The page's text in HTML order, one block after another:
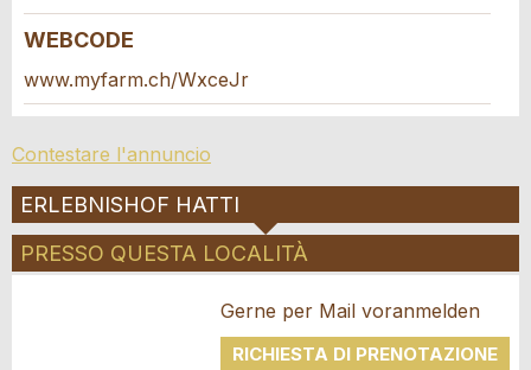
Annuncio incompleto
* Ingresso richiesto
CONSIGLIAMO L'ANNUNCIO
Gerne per Mail voranmelden
RICHIESTA DI PRENOTAZIONE
Richiesta di prenotazione
da contattare per questo annuncio.
Arrivo *
Gi Ve Sa Do
Open
WEBCODE
www.myfarm.ch/WxceJr
Contestare l'annuncio
ERLEBNISHOF HATTI
PRESSO QUESTA LOCALITÀ